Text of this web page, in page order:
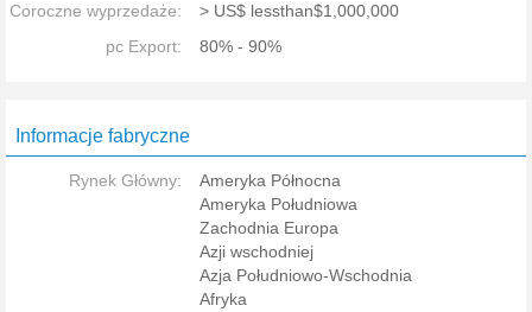
Coroczne wyprzedaże:
> US$ lessthan$1,000,000
pc Export:
80% - 90%
Informacje fabryczne
Rynek Główny:
Ameryka Północna
Ameryka Południowa
Zachodnia Europa
Azji wschodniej
Azja Południowo-Wschodnia
Afryka